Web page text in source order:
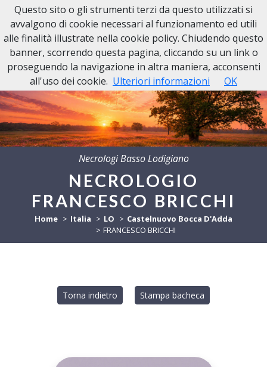
Necrologi Basso Lodigiano
NECROLOGIO
FRANCESCO BRICCHI
Home Italia LO
Castelnuovo Bocca D'Adda
FRANCESCO BRICCHI
Torna indietro Stampa bacheca
Questo sito o gli strumenti terzi da questo utilizzati si
avvalgono di cookie necessari al funzionamento ed utili
alle finalità illustrate nella cookie policy. Chiudendo questo
banner, scorrendo questa pagina, cliccando su un link o
proseguendo la navigazione in altra maniera, acconsenti
all'uso dei cookie. Ulteriori informazioni OK